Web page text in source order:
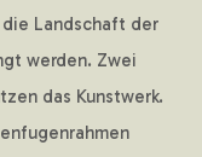
die Landschaft der
werden. Zwei
das Kunstwerk.